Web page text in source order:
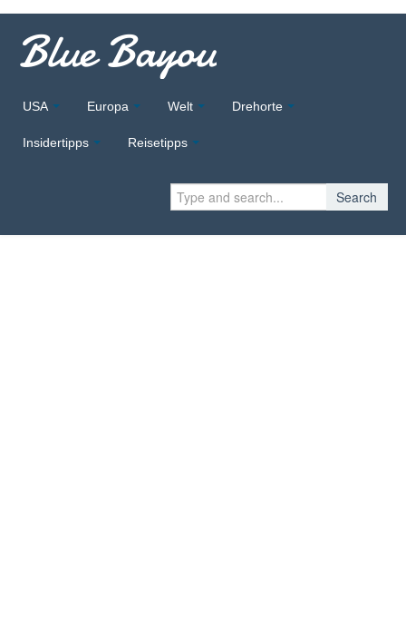
Blue Bayou
USA Europa Welt Drehorte
Insidertipps Reisetipps
Search